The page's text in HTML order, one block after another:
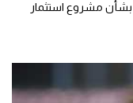
بشأن مشروع استثمار